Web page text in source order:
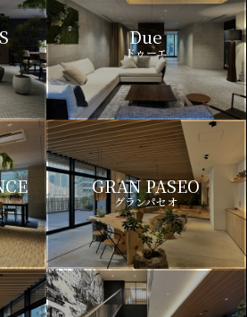
Due
ドゥーエ
GRAN PASEO
グランパセオ